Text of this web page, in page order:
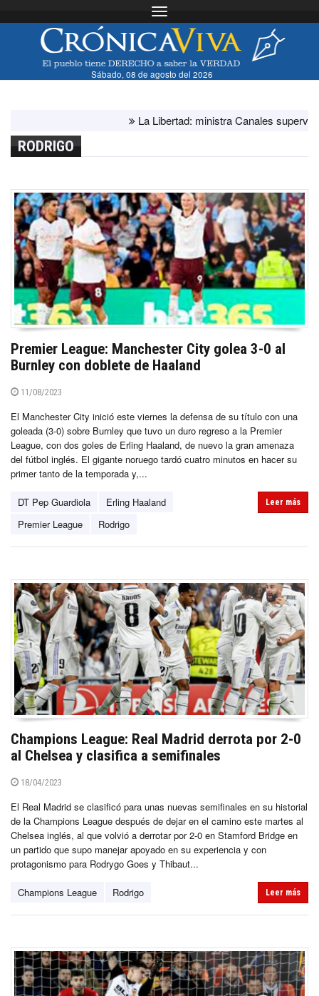
Toggle navigation
Sábado, 08 de agosto del 2026
La Libertad: ministra Canales supervisa
RODRIGO
Premier League: Manchester City golea 3-0 al
Burnley con doblete de Haaland
11/08/2023
El Manchester City inició este viernes la defensa de su título con una
goleada (3-0) sobre Burnley que tuvo un duro regreso a la Premier
League, con dos goles de Erling Haaland, de nuevo la gran amenaza
del fútbol inglés. El gigante noruego tardó cuatro minutos en hacer su
primer tanto de la temporada y,...
DT Pep Guardiola
Erling Haaland
Premier League
Rodrigo
Leer más
Champions League: Real Madrid derrota por 2-0
al Chelsea y clasifica a semifinales
18/04/2023
El Real Madrid se clasificó para unas nuevas semifinales en su historial
de la Champions League después de dejar en el camino este martes al
Chelsea inglés, al que volvió a derrotar por 2-0 en Stamford Bridge en
un partido que supo manejar apoyado en su experiencia y con
protagonismo para Rodrygo Goes y Thibaut...
Champions League Rodrigo Leer más